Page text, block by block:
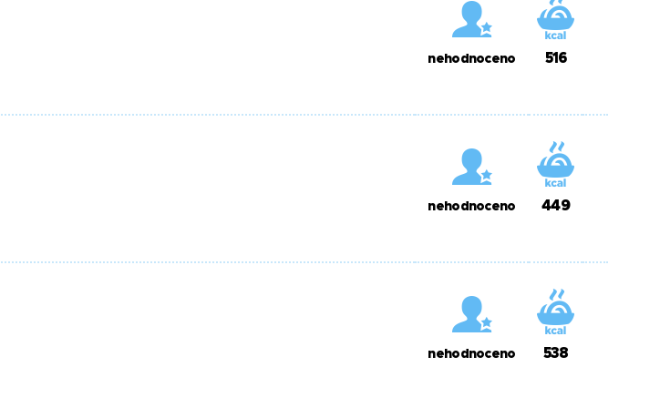
nehodnoceno 516
nehodnoceno 449
nehodnoceno 538